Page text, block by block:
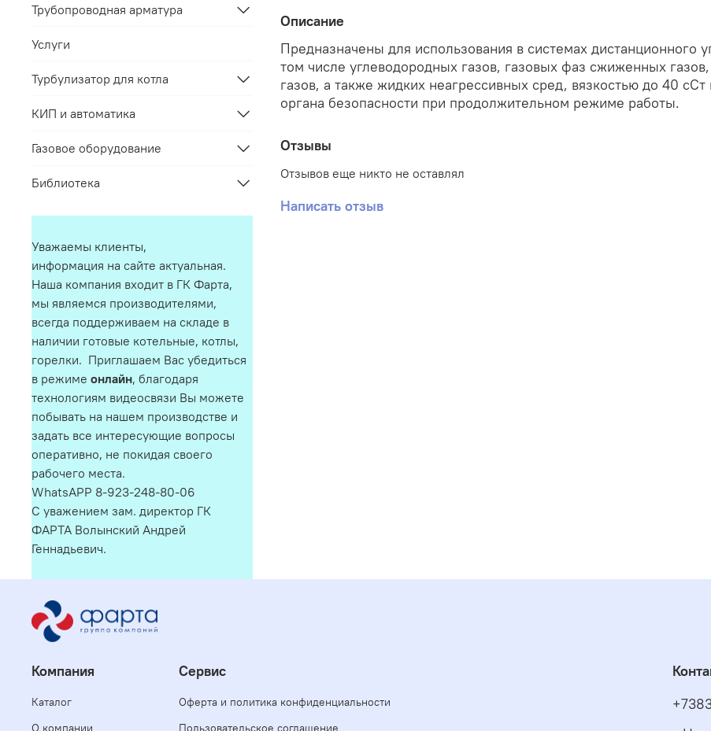
Описание
Предназначены для использования в системах дистанционного
том числе углеводородных газов, газовых фаз сжиженных
газов, а также жидких неагрессивных сред, вязкостью до 40
органа безопасности при продолжительном режиме работы.
Отзывы
Отзывов еще никто не оставлял
Написать отзыв
Трубопроводная арматура
Услуги
Турбулизатор для котла
КИП и автоматика
Газовое оборудование
Библиотека
Уважаемы клиенты,
информация на сайте актуальная.
Наша компания входит в ГК Фарта,
мы являемся производителями,
всегда поддерживаем на складе в
наличии готовые котельные, котлы,
горелки. Приглашаем Вас убедиться
в режиме онлайн, благодаря
технологиям видеосвязи Вы можете
побывать на нашем производстве и
задать все интересующие вопросы
оперативно, не покидая своего
рабочего места.
WhatsAPP 8-923-248-80-06
С уважением зам. директор ГК
ФАРТА Волынский Андрей
Геннадьевич.
Компания
Каталог
О компании
Сервис
Оферта и политика конфиденциальности
Пользовательское соглашение